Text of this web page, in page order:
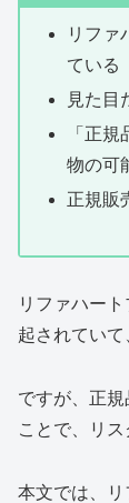
リファ
ている
見た目
「正
物の可
正規販
リファハー
起されていて
ですが、正
ことで、リス
本文では、